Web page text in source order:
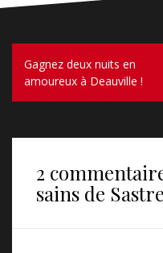
N
a
Gagnez deux nuits en
amoureux à Deauville !
2
sains de Sastre